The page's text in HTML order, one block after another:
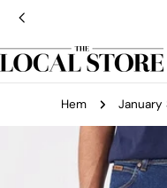
Hoppa
innehållet
Hem January
produktinformation